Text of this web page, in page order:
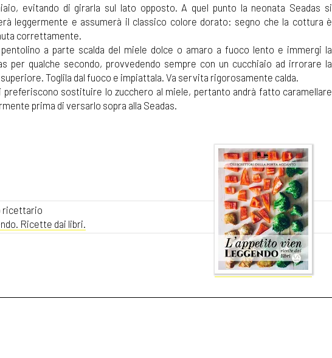
evitando di girarla sul lato opposto. A quel punto la neonata Seadas si
leggermente e assumerà il classico colore dorato: segno che la cottura è
correttamente.
a parte scalda del miele dolce o amaro a fuoco lento e immergi la
per qualche secondo, provvedendo sempre con un cucchiaio ad irrorare la
Toglila dal fuoco e impiattala. Va servita rigorosamente calda.
preferiscono sostituire lo zucchero al miele, pertanto andrà fatto caramellare
prima di versarlo sopra alla Seadas.
ricettario
Ricette dai libri.